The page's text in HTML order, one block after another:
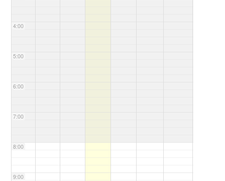
4:00
5:00
6:00
7:00
8:00
9:00